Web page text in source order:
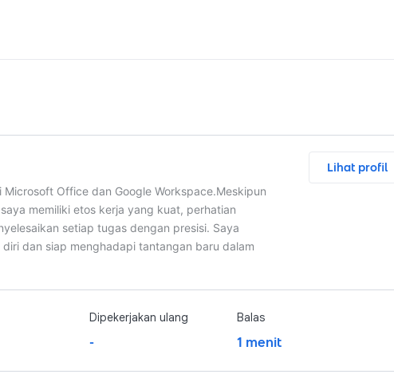
Office dan Google Workspace. ​Meskipun
memiliki etos kerja yang kuat, perhatian
setiap tugas dengan presisi. Saya
dan siap menghadapi tantangan baru dalam
Lihat profil
Dipekerjakan ulang
-
Balas
1 menit